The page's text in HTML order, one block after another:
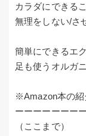
カラダにできる
無理をしない/さ
簡単にできるエ
足も使うオルガ
※Amazon本の紹
ーーーーーーー
（ここまで）